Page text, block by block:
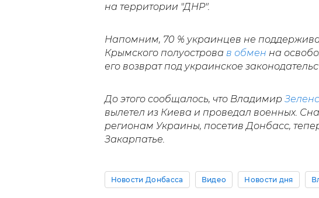
на территории "ДНР".
Напомним, 70 % украинцев не
Крымского полуострова в обмен на
его возврат под украинское
До этого сообщалось, что Владимир
вылетел из Киева и проведал военных.
регионам Украины, посетив Донбасс,
Закарпатье.
Новости Донбасса Видео Новости дня